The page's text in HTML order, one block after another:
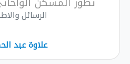
الرسائل والاطاريح
علاوة عبد الحميد